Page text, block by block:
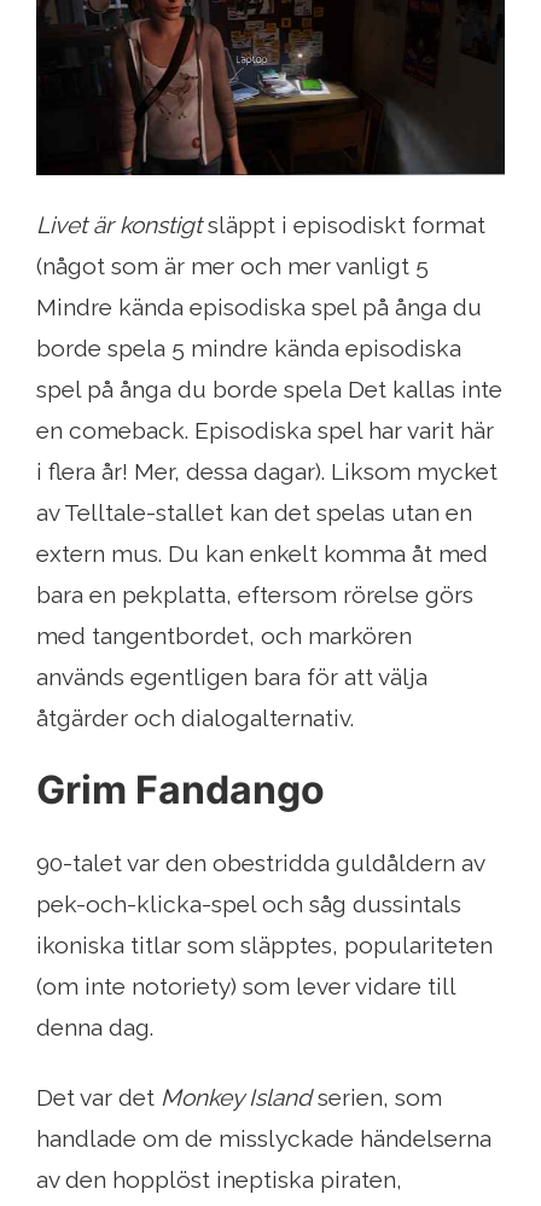
Livet är konstigtsläppt i episodiskt format
(något som är mer och mer vanligt 5
Mindre kända episodiska spel på ånga du
borde spela 5 mindre kända episodiska
spel på ånga du borde spela Det kallas inte
en comeback. Episodiska spel har varit här
i flera år! Mer, dessa dagar). Liksom mycket
av Telltale-stallet kan det spelas utan en
extern mus. Du kan enkelt komma åt med
bara en pekplatta, eftersom rörelse görs
med tangentbordet, och markören
används egentligen bara för att välja
åtgärder och dialogalternativ.
Grim Fandango
90-talet var den obestridda guldåldern av
pek-och-klicka-spel och såg dussintals
ikoniska titlar som släpptes, populariteten
(om inte notoriety) som lever vidare till
denna dag.
Det var det Monkey Islandserien, som
handlade om de misslyckade händelserna
av den hopplöst ineptiska piraten,